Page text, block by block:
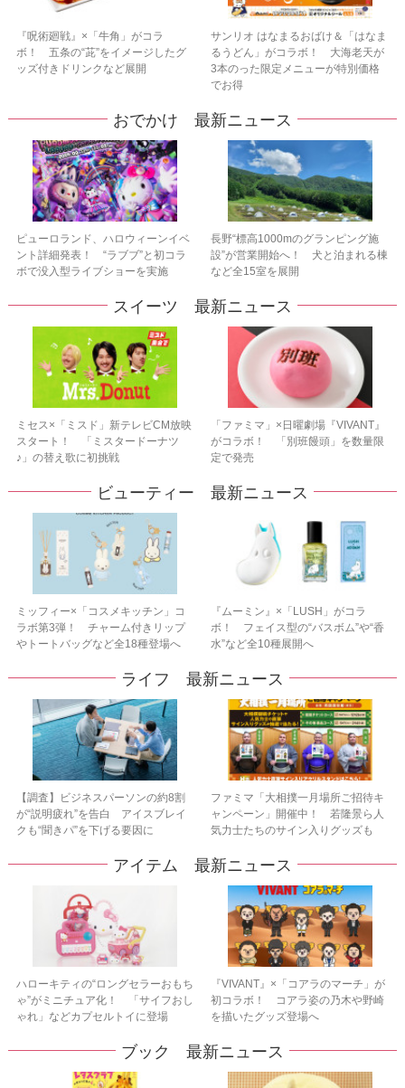
『呪術廻戦』×「牛角」がコラ
ボ！ 五条の“茈”をイメージしたグ
ッズ付きドリンクなど展開
サンリオ はなまるおばけ＆「はなま
るうどん」がコラボ！ 大海老天が
3本のった限定メニューが特別価格
でお得
おでかけ 最新ニュース
ピューロランド、ハロウィーンイベ
ント詳細発表！ “ラブブ”と初コラ
ボで没入型ライブショーを実施
長野“標高1000mのグランピング施
設”が営業開始へ！ 犬と泊まれる棟
など全15室を展開
スイーツ 最新ニュース
ミセス×「ミスド」新テレビCM放映
スタート！ 「ミスタードーナツ
♪」の替え歌に初挑戦
「ファミマ」×日曜劇場『VIVANT』
がコラボ！ 「別班饅頭」を数量限
定で発売
ビューティー 最新ニュース
ミッフィー×「コスメキッチン」コ
ラボ第3弾！ チャーム付きリップ
やトートバッグなど全18種登場へ
『ムーミン』×「LUSH」がコラ
ボ！ フェイス型の“バスボム”や“香
水”など全10種展開へ
ライフ 最新ニュース
【調査】ビジネスパーソンの約8割
が“説明疲れ”を告白 アイスブレイ
クも“聞きパ”を下げる要因に
ファミマ「大相撲一月場所ご招待キ
ャンペーン」開催中！ 若隆景ら人
気力士たちのサイン入りグッズも
アイテム 最新ニュース
ハローキティの“ロングセラーおもち
ゃ”がミニチュア化！ 「サイフおし
ゃれ」などカプセルトイに登場
『VIVANT』×「コアラのマーチ」が
初コラボ！ コアラ姿の乃木や野崎
を描いたグッズ登場へ
ブック 最新ニュース